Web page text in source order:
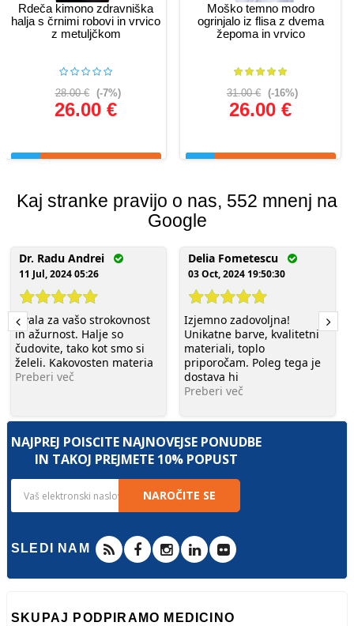
Rdeča kimono zdravniška
halja s črnimi robovi in vrvico
z metuljčkom
28.00 € (-7%)
26.00 €
Moško temno modro
ogrinjalo iz flisa z dvema
žepoma in vrvico
31.00 € (-16%)
26.00 €
Kaj stranke pravijo o nas, 552 mnenj na
Google
Dr. Radu Andrei
11 Jul, 2024 05:26
Hvala za vašo strokovnost
in ažurnost. Halje so
čudovite, tako kot smo si
želeli. Kakovosten materia
Preberi več
Delia Fometescu
03 Oct, 2024 19:50:30
Izjemno zadovoljna!
Unikatne barve, kvalitetni
materiali, toplo
priporočam. Poleg tega je
dostava hi
Preberi več
NAJPREJ POIŠČITE NAJNOVEJŠE PONUDBE
IN TAKOJ PREJMETE 10% POPUST
NAROČITE SE
SLEDI NAM
SKUPAJ PODPIRAMO MEDICINO